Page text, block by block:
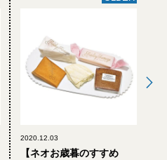
2020.12.03
【ネオお歳暮のすすめ